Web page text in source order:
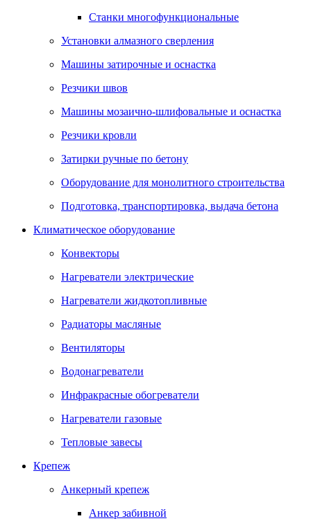
Станки многофункциональные
Установки алмазного сверления
Машины затирочные и оснастка
Резчики швов
Машины мозаично-шлифовальные и оснастка
Резчики кровли
Затирки ручные по бетону
Оборудование для монолитного строительства
Подготовка, транспортировка, выдача бетона
Климатическое оборудование
Конвекторы
Нагреватели электрические
Нагреватели жидкотопливные
Радиаторы масляные
Вентиляторы
Водонагреватели
Инфракрасные обогреватели
Нагреватели газовые
Тепловые завесы
Крепеж
Анкерный крепеж
Анкер забивной